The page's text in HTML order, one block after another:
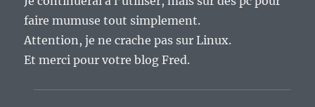
faire mumuse tout simplement.
Attention, je ne crache pas sur Linux.
Et merci pour votre blog Fred.